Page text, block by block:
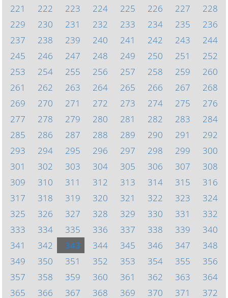
221
222 223 224 225 226 227
228
229
230 231 232 233 234 235
236
237
238 239 240 241 242 243
244
245
246 247 248 249 250 251
252
253
254 255 256 257 258 259
260
261
262 263 264 265 266 267
268
269
270 271 272 273 274 275
276
277
278 279 280 281 282 283
284
285
286 287 288 289 290 291
292
293
294 295 296 297 298 299
300
301
302 303 304 305 306 307
308
309
310 311 312 313 314 315
316
317
318 319 320 321 322 323
324
325
326 327 328 329 330 331
332
333
334 335 336 337 338 339
340
341
342 343 344 345 346 347
348
349
350 351 352 353 354 355
356
357
358 359 360 361 362 363
364
365
366 367 368 369 370 371 372